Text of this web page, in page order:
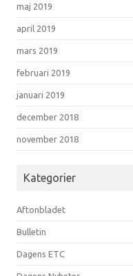
maj 2019
april 2019
mars 2019
februari 2019
januari 2019
december 2018
november 2018
Kategorier
Aftonbladet
Bulletin
Dagens ETC